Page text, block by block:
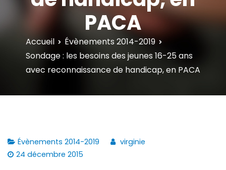
PACA
Accueil
Évènements 2014-2019
Sondage : les besoins des jeunes 16-25 ans
avec reconnaissance de handicap, en PACA
Évènements 2014-2019
virginie
24 décembre 2015